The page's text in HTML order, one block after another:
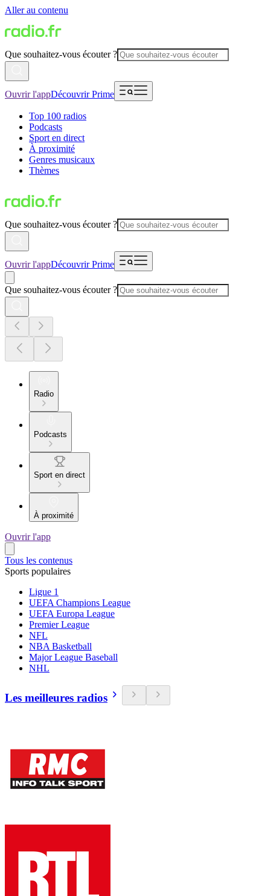
Aller au contenu
Que souhaitez-vous écouter ?
Ouvrir l'appDécouvrir Prime
Top 100 radios
Podcasts
Sport en direct
À proximité
Genres musicaux
Thèmes
Que souhaitez-vous écouter ?
Ouvrir l'appDécouvrir Prime
Que souhaitez-vous écouter ?
Radio
Podcasts
Sport en direct
À proximité
Ouvrir l'app
Tous les contenus
Sports populaires
Ligue 1
UEFA Champions League
UEFA Europa League
Premier League
NFL
NBA Basketball
Major League Baseball
NHL
Les meilleures radios